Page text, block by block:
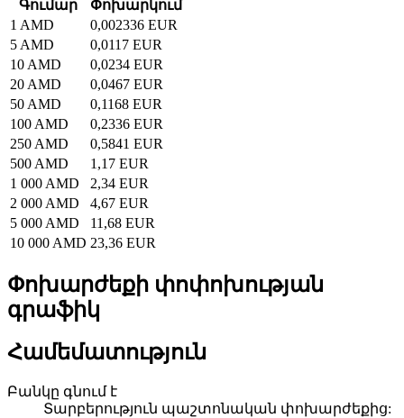
Գումար
Փոխարկում
1 AMD
0,002336 EUR
5 AMD
0,0117 EUR
10 AMD
0,0234 EUR
20 AMD
0,0467 EUR
50 AMD
0,1168 EUR
100 AMD
0,2336 EUR
250 AMD
0,5841 EUR
500 AMD
1,17 EUR
1 000 AMD
2,34 EUR
2 000 AMD
4,67 EUR
5 000 AMD
11,68 EUR
10 000 AMD 23,36 EUR
Փոխարժեքի փոփոխության
գրաֆիկ
Համեմատություն
Բանկը գնում է
Տարբերություն պաշտոնական փոխարժեքից: